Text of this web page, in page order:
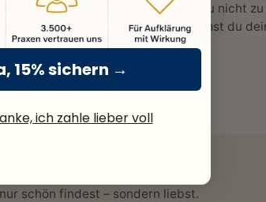
Wenn du nicht
bekommst du
zurück.
schön findest – sondern liebst.
15% sichern →
ich zahle lieber voll